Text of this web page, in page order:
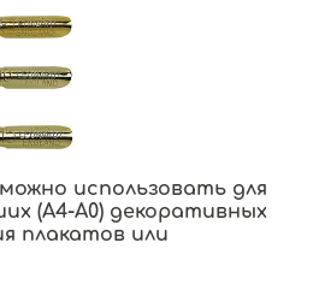
использовать для
(А4-А0) декоративных
плакатов или